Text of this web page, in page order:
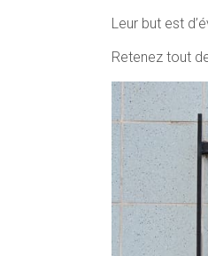
Leur but est
Retenez tout